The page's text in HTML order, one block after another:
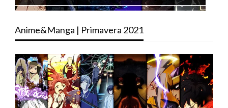
Anime&Manga | Primavera 2021